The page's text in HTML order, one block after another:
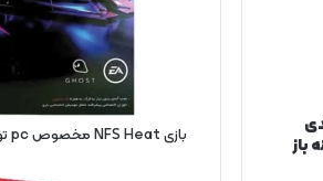
باز
بازی NFS Heat مخصوص pc